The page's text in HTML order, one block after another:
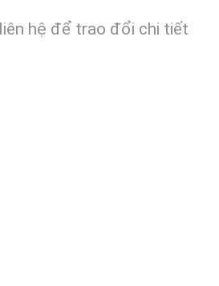
hệ để trao đổi chi tiết